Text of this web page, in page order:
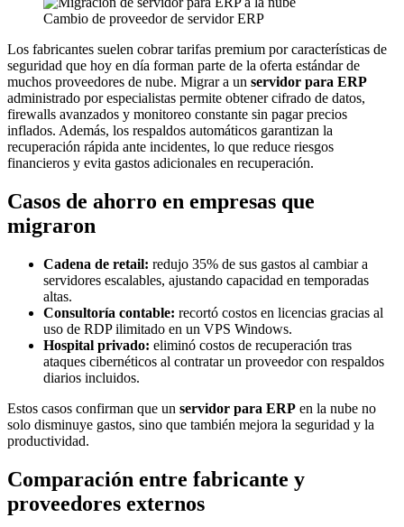
Cambio de proveedor de servidor ERP
Los fabricantes suelen cobrar tarifas premium por características de
seguridad que hoy en día forman parte de la oferta estándar de
muchos proveedores de nube. Migrar a un servidor para ERP
administrado por especialistas permite obtener cifrado de datos,
firewalls avanzados y monitoreo constante sin pagar precios
inflados. Además, los respaldos automáticos garantizan la
recuperación rápida ante incidentes, lo que reduce riesgos
financieros y evita gastos adicionales en recuperación.
Casos de ahorro en empresas que
migraron
Cadena de retail: redujo 35% de sus gastos al cambiar a
servidores escalables, ajustando capacidad en temporadas
altas.
Consultoría contable: recortó costos en licencias gracias al
uso de RDP ilimitado en un VPS Windows.
Hospital privado: eliminó costos de recuperación tras
ataques cibernéticos al contratar un proveedor con respaldos
diarios incluidos.
Estos casos confirman que un servidor para ERP en la nube no
solo disminuye gastos, sino que también mejora la seguridad y la
productividad.
Comparación entre fabricante y
proveedores externos